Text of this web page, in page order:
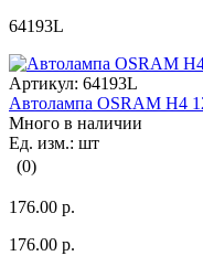
64193L
Артикул: 64193L
Автолампа OSRAM H4
Много в наличии
Ед. изм.: шт
(0)
176.00 р.
176.00 р.